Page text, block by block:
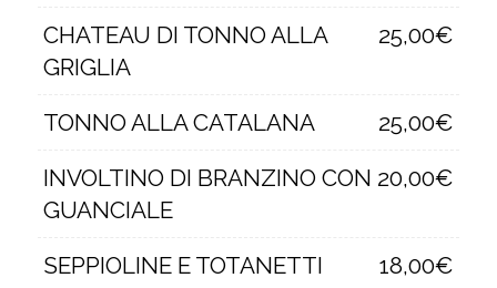
CHATEAU DI TONNO ALLA
GRIGLIA
25,00€
TONNO ALLA CATALANA
25,00€
INVOLTINO DI BRANZINO CON
GUANCIALE
20,00€
SEPPIOLINE E TOTANETTI
18,00€